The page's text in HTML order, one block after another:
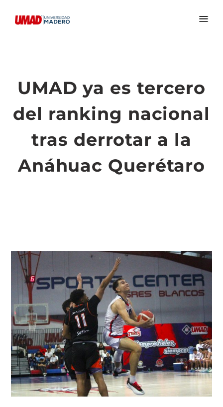
UMAD ya es tercero
del ranking nacional
tras derrotar a la
Anáhuac Querétaro